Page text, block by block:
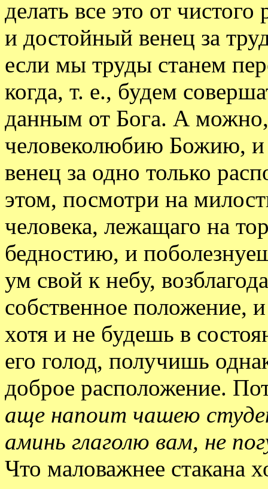
делать все это от
и достойный венец за
если мы труды станем
когда, т. е., будем
данным от Бога. А
человеколюбию Божию, и
венец за одно только
этом, посмотри на
человека, лежащаго на
бедностию, и
ум свой к небу,
собственное положение,
хотя и не будешь в
его голод, получишь
доброе расположение.
аще напоит чашею
аминь глаголю вам, не
Что маловажнее стакана